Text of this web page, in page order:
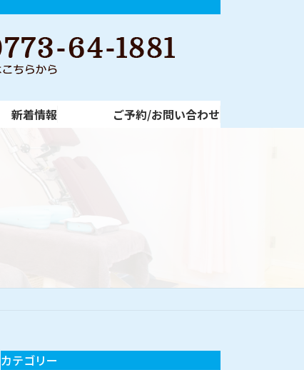
新着情報 ご予約/お問い合わせ
新着情報 ご予約/お問い合わせ
カテゴリー